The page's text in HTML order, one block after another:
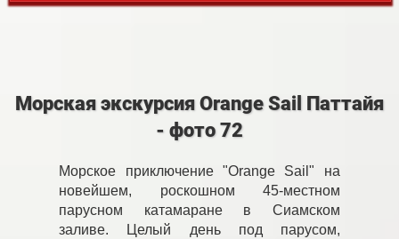
Морская экскурсия Orange Sail Паттайя
- фото 72
Морское приключение "Orange Sail" на
новейшем, роскошном 45-местном
парусном катамаране в Сиамском
заливе. Целый день под парусом,